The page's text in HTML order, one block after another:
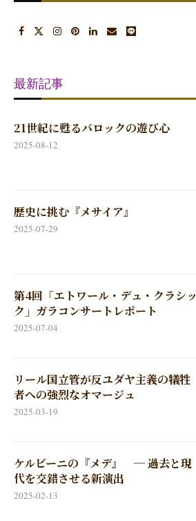
最新記事
21世紀に甦るバロックの遊び心
2025-08-12
歴史に挑む『メサイア』
2025-07-29
第4回「エトワール・デュ・クラシッ
ク」ガラコンサートレポート
2025-07-04
リール国立管が反ユダヤ主義の犠牲
者への強烈なオマージュ
2025-03-19
ケルビーニの『メデ』 ─ 過去と現
代を交錯させる新演出
2025-02-13